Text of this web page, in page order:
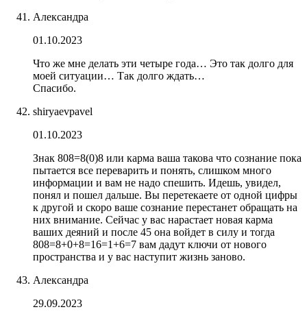
Александра
01.10.2023
Что же мне делать эти четыре года… Это так долго для
моей ситуации… Так долго ждать…
Спасибо.
shiryaevpavel
01.10.2023
Знак 808=8(0)8 или карма ваша такова что сознание пока
пытается все переварить и понять, слишком много
информации и вам не надо спешить. Идешь, увидел,
понял и пошел дальше. Вы перетекаете от одной цифры
к другой и скоро ваше сознание перестанет обращать на
них внимание. Сейчас у вас нарастает новая карма
ваших деяний и после 45 она войдет в силу и тогда
808=8+0+8=16=1+6=7 вам дадут ключи от нового
пространства и у вас наступит жизнь заново.
Александра
29.09.2023